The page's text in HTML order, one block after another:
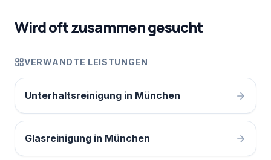
Wird oft zusammen gesucht
VERWANDTE LEISTUNGEN
Unterhaltsreinigung in München
Glasreinigung in München